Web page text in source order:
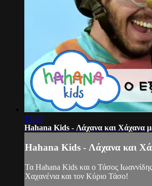
13:07
Hahana Kids - Λάχανα και Χάχανα
Hahana Kids - Λάχανα και
Τα Hahana Kids και ο Τάσος
Χαχανένια και τον Κύριο Τάσο!